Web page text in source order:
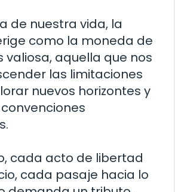
de nuestra vida, la
como la moneda de
valiosa, aquella que nos
las limitaciones
nuevos horizontes y
cada acto de libertad
cada pasaje hacia lo